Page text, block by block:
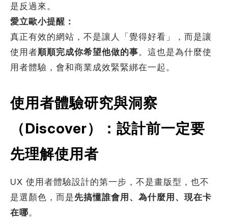
是反過來。
愛立歐小提醒：
真正有效的網站，不是讓人「覺得好看」，而是讓
使用者順順完成你希望他做的事。這也是為什麼使
用者體驗，會和商業成效緊緊綁在一起。
使用者體驗研究與洞察
（Discover）：設計前一定要
先理解使用者
UX 使用者體驗設計的第一步，不是畫版型，也不
是選顏色，而是先搞懂誰會用、為什麼用、現在卡
在哪。